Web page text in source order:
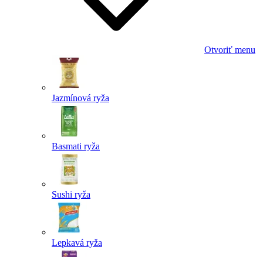
Otvoriť menu
Jazmínová ryža
Basmati ryža
Sushi ryža
Lepkavá ryža